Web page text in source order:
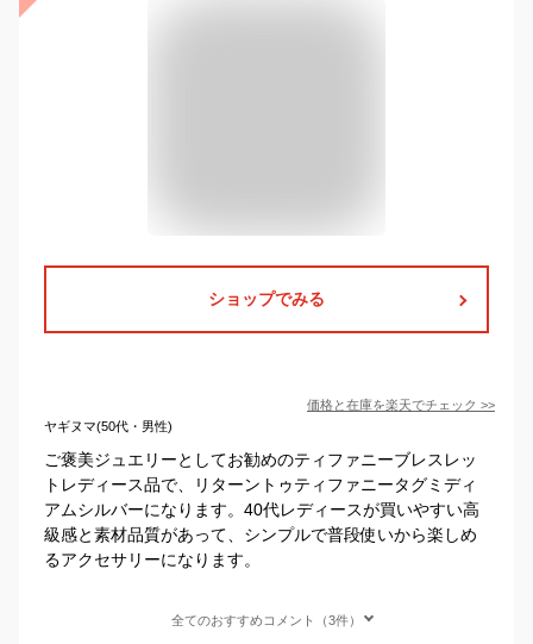
ショップでみる
価格と在庫を楽天でチェック >>
ヤギヌマ(50代・男性)
ご褒美ジュエリーとしてお勧めのティファニーブレスレッ
トレディース品で、リターントゥティファニータグミディ
アムシルバーになります。40代レディースが買いやすい高
級感と素材品質があって、シンプルで普段使いから楽しめ
るアクセサリーになります。
全てのおすすめコメント（3件）